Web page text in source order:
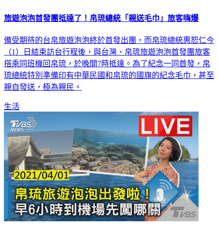
旅遊泡泡首發團抵達了！帛琉總統「親送毛巾」旅客嗨爆
備受期待的台帛旅遊泡泡終於首發出團，而帛琉總統惠恕仁今
（1）日結束訪台行程後，與台灣、帛琉旅遊泡泡首發團旅客
搭乘同班機回帛琉，於晚間7時抵達。為了紀念一同首發，帛
琉總統特別準備印有中華民國和帛琉的國旗的紀念毛巾，甚至
親自發送，極為親民。
生活